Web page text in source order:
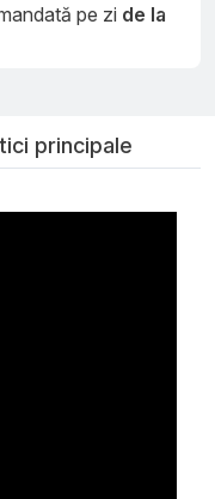
pe zi de la
principale